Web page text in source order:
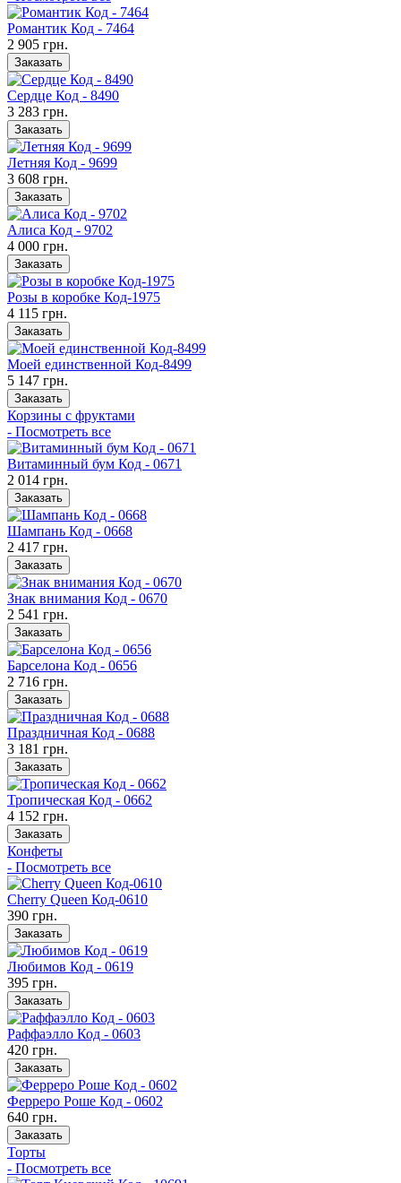
Романтик Код - 7464
2 905 грн.
Заказать
Сердце Код - 8490
3 283 грн.
Заказать
Летняя Код - 9699
3 608 грн.
Заказать
Алиса Код - 9702
4 000 грн.
Заказать
Розы в коробке Код-1975
4 115 грн.
Заказать
Моей единственной Код-8499
5 147 грн.
Заказать
Корзины с фруктами
- Посмотреть все
Витаминный бум Код - 0671
2 014 грн.
Заказать
Шампань Код - 0668
2 417 грн.
Заказать
Знак внимания Код - 0670
2 541 грн.
Заказать
Барселона Код - 0656
2 716 грн.
Заказать
Праздничная Код - 0688
3 181 грн.
Заказать
Тропическая Код - 0662
4 152 грн.
Заказать
Конфеты
- Посмотреть все
Cherry Queen Код-0610
390 грн.
Заказать
Любимов Код - 0619
395 грн.
Заказать
Раффаэлло Код - 0603
420 грн.
Заказать
Ферреро Роше Код - 0602
640 грн.
Заказать
Торты
- Посмотреть все